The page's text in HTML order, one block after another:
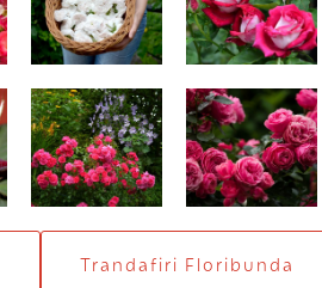
Heidetraum Leonardo
Trandafiri Floribunda